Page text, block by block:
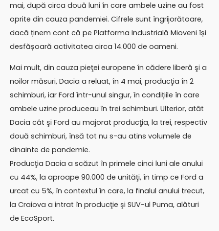
mai, după circa două luni în care ambele uzine au fost
oprite din cauza pandemiei. Cifrele sunt îngrijorătoare,
dacă ținem cont că pe Platforma Industrială Mioveni își
desfășoară activitatea circa 14.000 de oameni.
Mai mult, din cauza pieţei europene în cădere liberă şi a
noilor măsuri, Dacia a reluat, în 4 mai, producţia în 2
schimburi, iar Ford într-unul singur, în condiţiile în care
ambele uzine produceau în trei schimburi. Ulterior, atât
Dacia cât şi Ford au majorat producţia, la trei, respectiv
două schimburi, însă tot nu s-au atins volumele de
dinainte de pandemie.
Producţia Dacia a scăzut în primele cinci luni ale anului
cu 44%, la aproape 90.000 de unităţi, în timp ce Ford a
urcat cu 5%, în contextul în care, la finalul anului trecut,
la Craiova a intrat în producţie şi SUV-ul Puma, alături
de EcoSport.